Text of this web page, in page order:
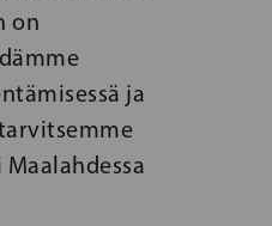
on
ja